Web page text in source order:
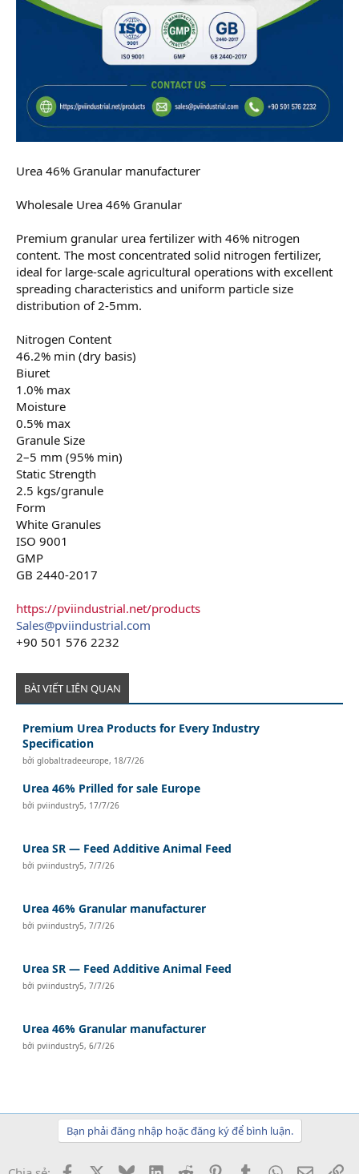
Urea 46% Granular manufacturer
Wholesale Urea 46% Granular
Premium granular urea fertilizer with 46% nitrogen
content. The most concentrated solid nitrogen fertilizer,
ideal for large-scale agricultural operations with excellent
spreading characteristics and uniform particle size
distribution of 2-5mm.
Nitrogen Content
46.2% min (dry basis)
Biuret
1.0% max
Moisture
0.5% max
Granule Size
2–5 mm (95% min)
Static Strength
2.5 kgs/granule
Form
White Granules
ISO 9001
GMP
GB 2440-2017
https://pviindustrial.net/products
Sales@pviindustrial.com
+90 501 576 2232
BÀI VIẾT LIÊN QUAN
Premium Urea Products for Every Industry
Specification
bởiglobaltradeeurope, 18/7/26
Urea 46% Prilled for sale Europe
bởipviindustry5, 17/7/26
Urea SR — Feed Additive Animal Feed
bởipviindustry5,7/7/26
Urea 46% Granular manufacturer
bởipviindustry5,7/7/26
Urea SR — Feed Additive Animal Feed
bởipviindustry5,7/7/26
Urea 46% Granular manufacturer
bởipviindustry5,6/7/26
Bạn phải đăng nhập hoặc đăng ký để bình luận.
Facebook BlueskyLinkedInReddit PinterestTumblrWhatsApp
Email